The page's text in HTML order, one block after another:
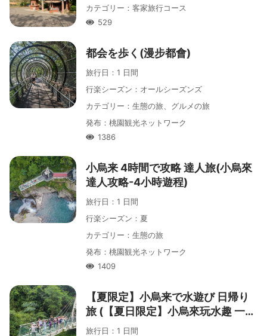
カテゴリー ： 客家旅行コース
人氣529
都会を歩く(漫步都會)
旅行日 ： 1 日間
行楽シーズン ： オールシーズンズ
カテゴリー ： 生態の旅、グルメの旅
発布 ： 桃園観光ネットワーク
人氣1386
小烏来 4時間で攻略 達人旅(小烏來
達人攻略-4小時遊程)
旅行日 ： 1 日間
行楽シーズン ： 夏
カテゴリー ： 生態の旅
発布 ： 桃園観光ネットワーク
人氣1409
【夏限定】小烏来で水遊び 日帰り
旅 (【夏日限定】小烏來玩水趣 一日
遊)
旅行日 ： 1 日間